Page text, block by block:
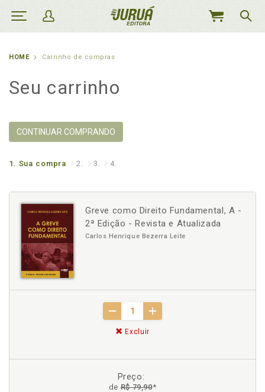
MEU
HOME Carrinho de compras
Seu carrinho
CONTINUAR COMPRANDO
1. Sua compra 2. 3. 4.
Greve como Direito Fundamental, A -
2ª Edição - Revista e Atualizada
Carlos Henrique Bezerra Leite
Excluir
Preço:
deR$ 79,90*